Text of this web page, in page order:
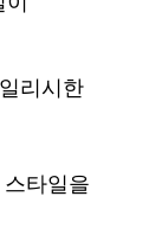
리시한
타일을